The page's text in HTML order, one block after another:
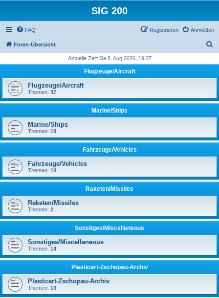
SIG 200
FAQ Anmelden
Registrieren
Foren-Übersicht
h
Aktuelle Zeit: Sa 8. Aug 2026, 19:37
Flugzeuge/Aircraft
Flugzeuge/Aircraft
Themen: 37
Marine/Ships
Marine/Ships
Themen: 18
Fahrzeuge/Vehicles
Fahrzeuge/Vehicles
Themen: 10
Raketen/Missiles
Raketen/Missiles
Themen: 2
Sonstiges/Miscellaneous
Sonstiges/Miscellaneous
Themen: 14
Plasticart-Zschopau-Archiv
Plasticart-Zschopau-Archiv
Themen: 10